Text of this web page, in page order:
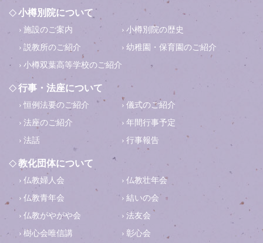
小樽別院について
施設のご案内
小樽別院の歴史
説教所のご紹介
幼稚園・保育園のご紹介
小樽双葉高等学校のご紹介
行事・法座について
恒例法要のご紹介
儀式のご紹介
法座のご紹介
年間行事予定
法話
行事報告
教化団体について
仏教婦人会
仏教壮年会
仏教青年会
結いの会
仏教がやがや会
法友会
樹心会唯信講
彰心会